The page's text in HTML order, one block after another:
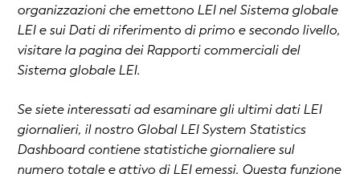
organizzazioni che emettono LEI nel Sistema globale
LEI e sui Dati di riferimento di primo e secondo livello,
visitare la pagina dei Rapporti commerciali del
Sistema globale LEI.
Se siete interessati ad esaminare gli ultimi dati LEI
giornalieri, il nostro Global LEI System Statistics
Dashboard contiene statistiche giornaliere sul
numero totale e attivo di LEI emessi. Questa funzione